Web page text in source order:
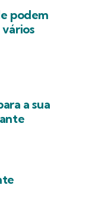
podem
a sua